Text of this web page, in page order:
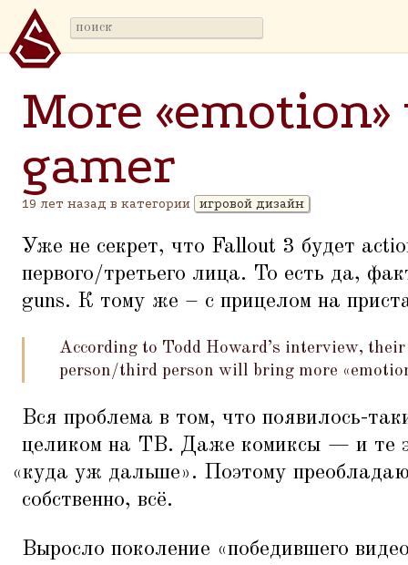
More
gamer
19 лет назад в категории игровой дизайн
Уже не секрет, что Fallout 3 будет
первого/третьего лица. То есть да,
guns. К тому же – с прицелом на
According to Todd Howard’s interview,
person/third person will bring more «
Вся проблема в том, что появилось-
целиком на ТВ. Даже комиксы — и те
«куда уж дальше». Поэтому
собственно, всё.
Выросло поколение «победившего